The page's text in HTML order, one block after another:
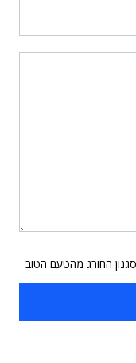
החורג מהטעם הטוב